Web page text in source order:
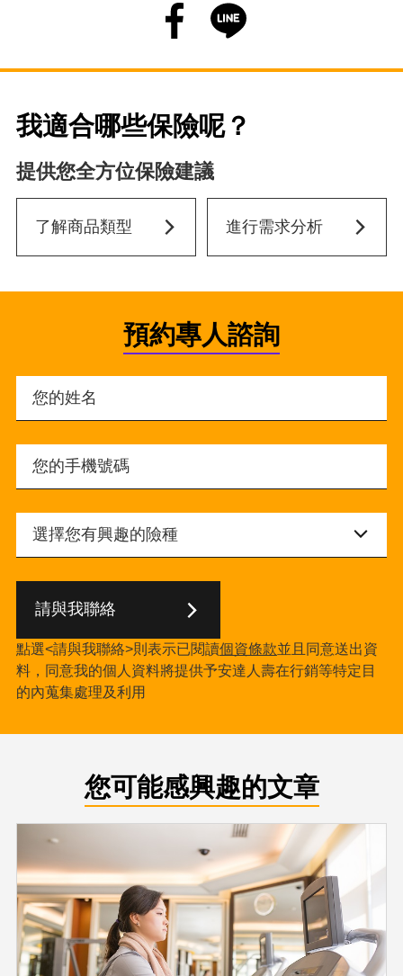
我適合哪些保險呢？
提供您全方位保險建議
了解商品類型 進行需求分析
預約專人諮詢
請與我聯絡
點選<請與我聯絡>則表示已閱讀個資條款並且同意送出資
料，同意我的個人資料將提供予安達人壽在行銷等特定目
的內蒐集處理及利用
您可能感興趣的文章